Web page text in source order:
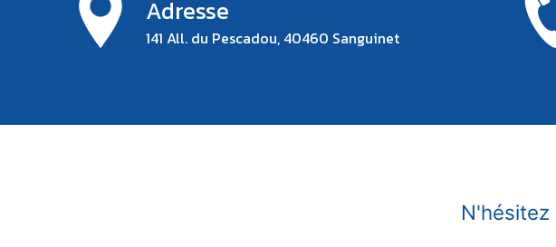
Adresse
141 All. du Pescadou, 40460 Sanguinet